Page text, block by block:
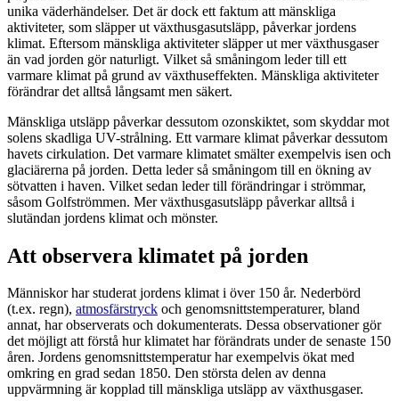
unika väderhändelser. Det är dock ett faktum att mänskliga
aktiviteter, som släpper ut växthusgasutsläpp, påverkar jordens
klimat. Eftersom mänskliga aktiviteter släpper ut mer växthusgaser
än vad jorden gör naturligt. Vilket så småningom leder till ett
varmare klimat på grund av växthuseffekten. Mänskliga aktiviteter
förändrar det alltså långsamt men säkert.
Mänskliga utsläpp påverkar dessutom ozonskiktet, som skyddar mot
solens skadliga UV-strålning. Ett varmare klimat påverkar dessutom
havets cirkulation. Det varmare klimatet smälter exempelvis isen och
glaciärerna på jorden. Detta leder så småningom till en ökning av
sötvatten i haven. Vilket sedan leder till förändringar i strömmar,
såsom Golfströmmen. Mer växthusgasutsläpp påverkar alltså i
slutändan jordens klimat och mönster.
Att observera klimatet på jorden
Människor har studerat jordens klimat i över 150 år. Nederbörd
(t.ex. regn), atmosfärstryck och genomsnittstemperaturer, bland
annat, har observerats och dokumenterats. Dessa observationer gör
det möjligt att förstå hur klimatet har förändrats under de senaste 150
åren. Jordens genomsnittstemperatur har exempelvis ökat med
omkring en grad sedan 1850. Den största delen av denna
uppvärmning är kopplad till mänskliga utsläpp av växthusgaser.